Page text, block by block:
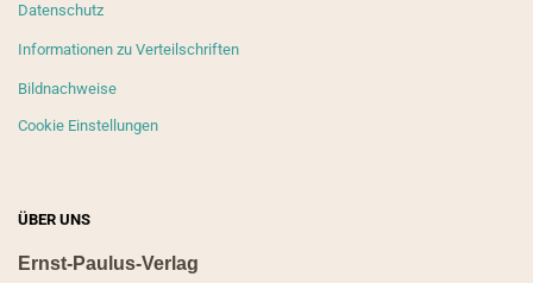
Datenschutz
Informationen zu Verteilschriften
Bildnachweise
Cookie Einstellungen
ÜBER UNS
Ernst-Paulus-Verlag